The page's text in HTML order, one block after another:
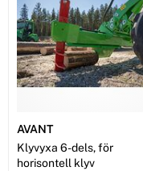
AVANT
Klyvyxa 6-dels, för
horisontell klyv